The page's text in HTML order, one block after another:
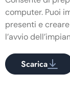
computer. Puoi
presenti e
l’avvio
Scarica